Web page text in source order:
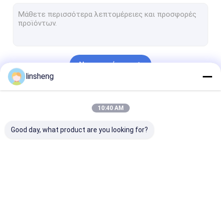
Αισθητήρες χώρων στάθμευσης φορτηγών
Εξαρτήσεις μηχανών παραθύρων δύναμης
Κεντρικοί ενεργοποιητές κλειδώματος
Σύστημα συναγερμών ασφάλειας οχημάτων
Να συνεχίσει
linsheng
10:40 AM
Good day, what product are you looking for?